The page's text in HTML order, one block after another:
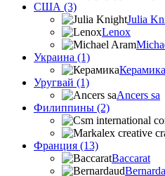
США (3)
Julia
Lenox
Украина (1)
Керамика
Уругвай (1)
Ancers sa
Филиппины (2)
Франция (13)
Baccarat